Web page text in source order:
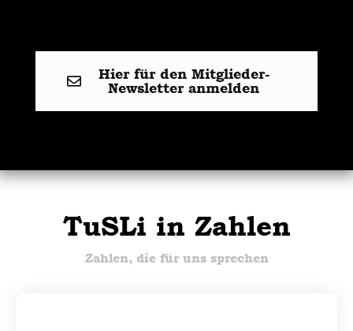
Hier für den Mitglieder-
Newsletter anmelden
TuSLi in Zahlen
Zahlen, die für uns sprechen